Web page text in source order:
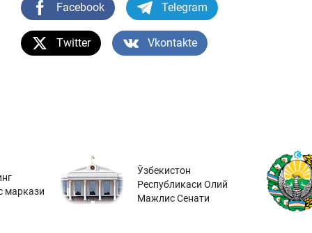
Facebook Telegram
Twitter Vkontakte
маркази
Ўзбекистон
Республикаси Олий
Мажлис Сенати